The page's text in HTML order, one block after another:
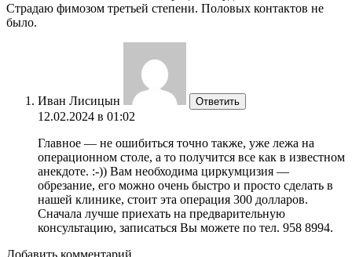
Страдаю фимозом третьей степени. Половых контактов не
было.
Иван Лисицын Ответить
12.02.2024 в 01:02
Главное — не ошибиться точно также, уже лежа на
операционном столе, а то получится все как в известном
анекдоте. :-)) Вам необходима циркумцизия —
обрезание, его можно очень быстро и просто сделать в
нашей клинике, стоит эта операция 300 долларов.
Сначала лучше приехать на предварительную
консультацию, записаться Вы можете по тел. 958 8994.
Добавить комментарий